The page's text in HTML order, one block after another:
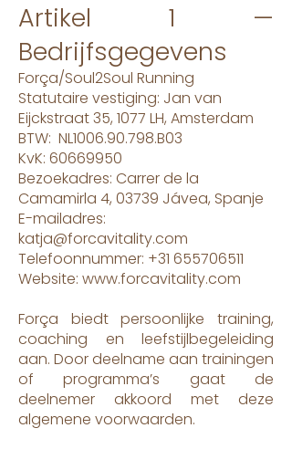
Artikel 1 —
Bedrijfsgegevens
Força/Soul2Soul Running
Statutaire vestiging: Jan van
Eijckstraat 35, 1077 LH, Amsterdam
BTW: NL1006.90.798.B03
KvK: 60669950
Bezoekadres: Carrer de la
Camamirla 4, 03739 Jávea, Spanje
E-mailadres:
katja@forcavitality.com
Telefoonnummer: +31 655706511
Website: www.forcavitality.com
Força biedt persoonlijke training,
coaching en leefstijlbegeleiding
aan. Door deelname aan trainingen
of programma’s gaat de
deelnemer akkoord met deze
algemene voorwaarden.